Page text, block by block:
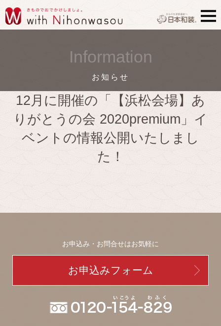
Information
お知らせ
12月に開催の「【浜松会場】あ
りがとうの会 2020premium」イ
ベントの情報公開いたしまし
た！
お申込み・お問合せはお気軽に
お申込みフォーム